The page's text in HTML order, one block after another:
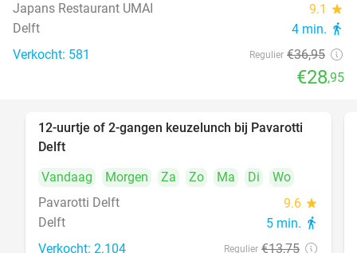
Japans Restaurant UMAI
9.1 star
Delft 4 min. directions_walk
Verkocht: 581 Regulier €36,95
€28,95
31%
12-uurtje of 2-gangen keuzelunch bij Pavarotti
Delft
Vandaag
Morgen Za Zo Ma Di
Wo
Pavarotti Delft
9.6 star
Delft 5 min. directions_walk
Verkocht: 2.104 Regulier €13,75